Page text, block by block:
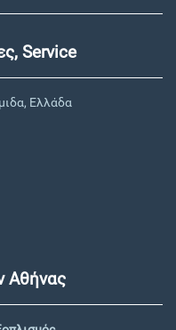
Service
Ελλάδα
Αθήνας